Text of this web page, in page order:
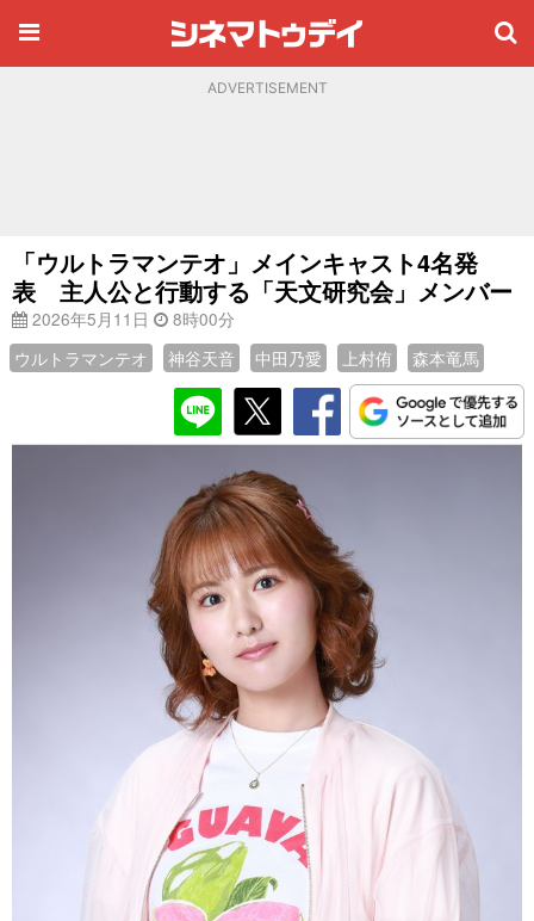
ADVERTISEMENT
「ウルトラマンテオ」メインキャスト4名発
表 主人公と行動する「天文研究会」メンバー
2026年5月11日
8時00分
ウルトラマンテオ
神谷天音 中田乃愛 上村侑 森本竜馬